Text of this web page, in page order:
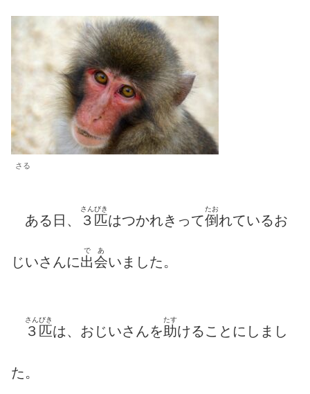
さる
ある日、 ３匹
さんびき
はつかれきって倒
たお
れているお
じいさんに出
で
会
あ
いました。
３匹
さんびき
は、おじいさんを助
たす
けることにしまし
た。